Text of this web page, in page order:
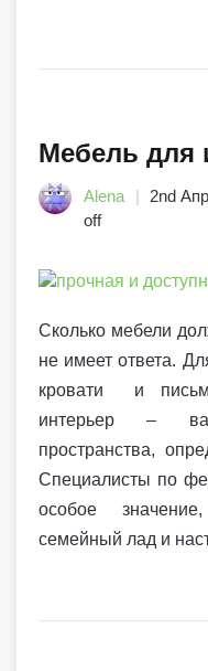
Мебель для
Alena 2nd
off
Сколько мебели
не имеет ответа.
кровати и
интерьер –
пространства,
Специалисты по
особое
семейный лад и